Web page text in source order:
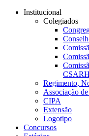
Conteúdo principal
Institucional
Colegiados
CSARH
Regimento,
Associação
CIPA
Extensão
Logotipo
Concursos